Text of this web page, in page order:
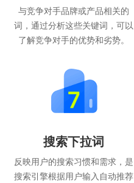
与竞争对手品牌或产品相关的
词，通过分析这些关键词，可以
了解竞争对手的优势和劣势。
搜索下拉词
反映用户的搜索习惯和需求，是
搜索引擎根据用户输入自动推荐